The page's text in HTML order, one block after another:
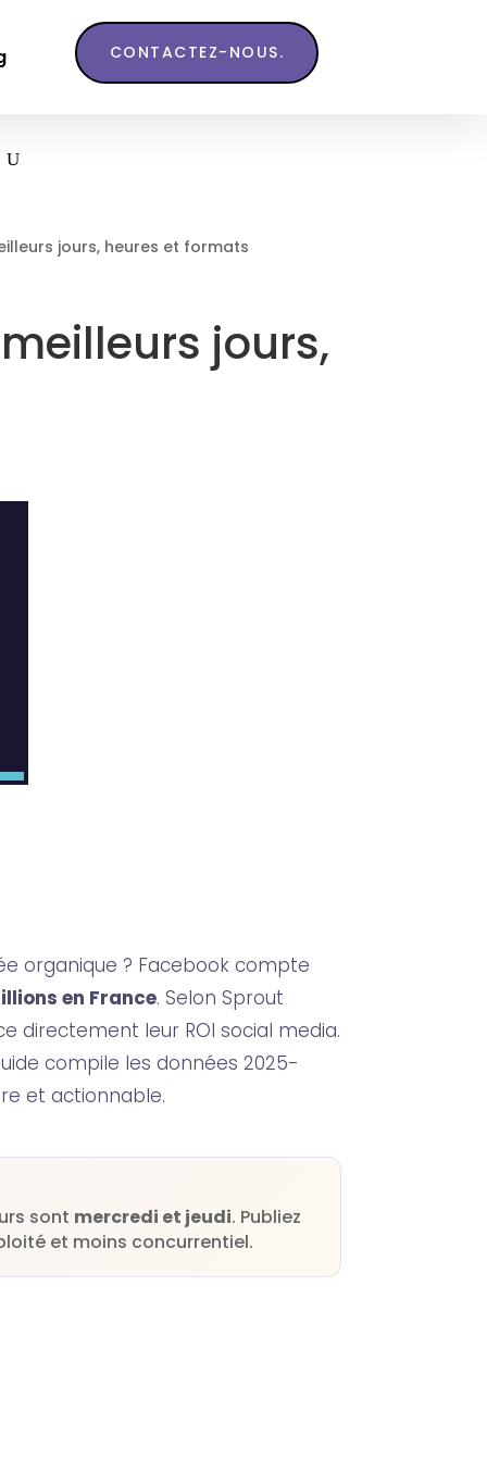
CONTACTEZ-NOUS.
jours, heures et formats
jours,
organique ? Facebook compte
en France. Selon Sprout
directement leur ROI social media.
compile les données 2025-
et actionnable.
sont mercredi et jeudi. Publiez
et moins concurrentiel.